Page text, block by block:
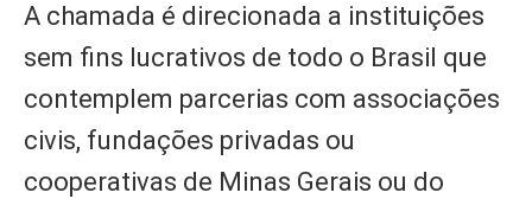
A chamada é direcionada a instituições
sem fins lucrativos de todo o Brasil que
contemplem parcerias com associações
civis, fundações privadas ou
cooperativas de Minas Gerais ou do